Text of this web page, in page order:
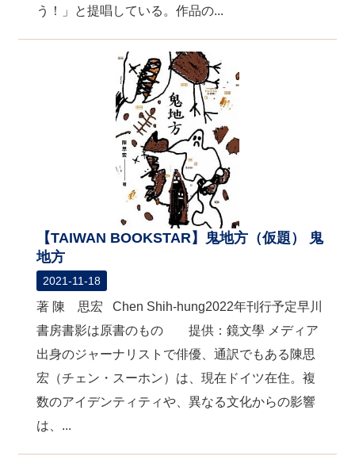
う！」と提唱している。作品の...
【TAIWAN BOOKSTAR】鬼地方（仮題） 鬼
地方
2021-11-18
著 陳 思宏 Chen Shih-hung2022年刊行予定早川
書房書影は原書のもの 提供：鏡文學 メディア
出身のジャーナリストで俳優、通訳でもある陳思
宏（チェン・スーホン）は、現在ドイツ在住。複
数のアイデンティティや、異なる文化からの影響
は、...